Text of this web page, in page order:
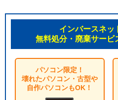
インバースネッ
無料処分・廃棄サービ
パソコン限定！
壊れたパソコン・古型や
自作パソコンもOK！